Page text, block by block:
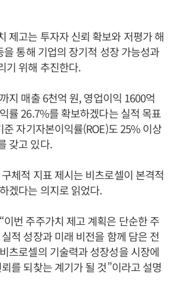
제고는 투자자 신뢰 확보와 저평가 해
을 통해 기업의 장기적 성장 가능성과
기 위해 추진한다.
지 매출 6천억 원, 영업이익 1600억
률 26.7%를 확보하겠다는 실적 목표
준 자기자본이익률(ROE)도 25% 이상
갖고 있다.
체적 지표 제시는 비츠로셀이 본격적
겠다는 의지로 읽었다.
이번 주주가치 제고 계획은 단순한 주
적 성장과 미래 비전을 함께 담은 전
츠로셀의 기술력과 성장성을 시장에
를 되찾는 계기가 될 것”이라고 설명